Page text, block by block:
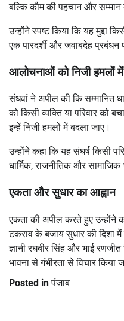
बल्कि कौम की पहचान और सम्मान
उन्होंने स्पष्ट किया कि यह मुद्दा
एक पारदर्शी और जवाबदेह
आलोचनाओं को निजी हमलों
संधवां ने अपील की कि सम्मानित
को किसी व्यक्ति या परिवार को
इन्हें निजी हमलों में बदला जाए।
उन्होंने कहा कि यह संघर्ष किसी
धार्मिक, राजनीतिक और
एकता और सुधार का आह्वान
एकता की अपील करते हुए उन्होंने
टकराव के बजाय सुधार की दिशा
ज्ञानी रघबीर सिंह औरभाई रणजीत
भावना से गंभीरता से विचार किया
Posted inपंजाब